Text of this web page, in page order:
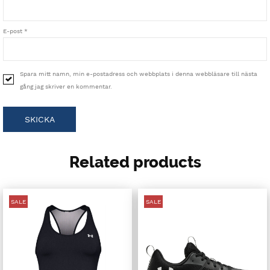
E-post*
Spara mitt namn, min e-postadress och webbplats i denna webbläsare till nästa
gång jag skriver en kommentar.
Related products
SALE SALE